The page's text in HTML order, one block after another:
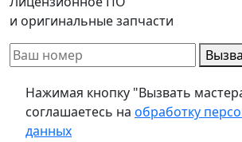
и оригинальные запчасти
Нажимая кнопку "Вызвать
соглашаетесь на обработку
данных